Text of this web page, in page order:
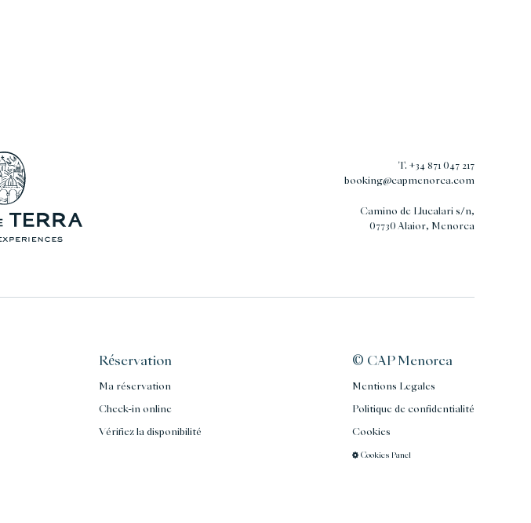
T. +34 871 047 217
booking@capmenorca.com
Camino de Llucalari s/n,
07730 Alaior, Menorca
Réservation
Ma réservation
Check-in online
Vérifiez la disponibilité
© CAP Menorca
Mentions Legales
Politique de confidentialité
Cookies
Cookies Panel